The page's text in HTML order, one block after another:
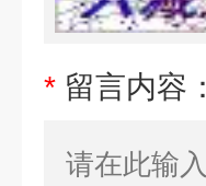
* 留言内容：